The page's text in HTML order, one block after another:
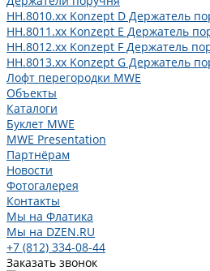
HH.8010.xx Konzept D Держатель
HH.8011.xx Konzept E Держатель
HH.8012.xx Konzept F Держатель
HH.8013.xx Konzept G Держатель
Лофт перегородки MWE
Объекты
Каталоги
Буклет MWE
MWE Presentation
Партнёрам
Новости
Фотогалерея
Контакты
Мы на Флатика
Мы на DZEN.RU
+7 (812) 334-08-44
Заказать звонок